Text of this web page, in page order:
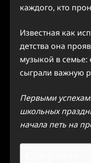
каждого, кто
Известная как
детства она
музыкой в семье:
сыграли важную
Первыми
школьных
начала петь на